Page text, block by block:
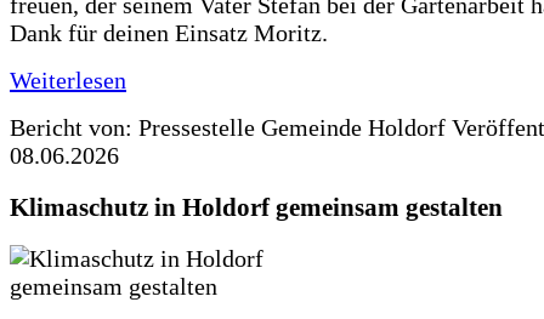
Dank für deinen Einsatz Moritz.
Weiterlesen
Bericht von: Pressestelle Gemeinde Holdorf
08.06.2026
Klimaschutz in Holdorf gemeinsam gestalten